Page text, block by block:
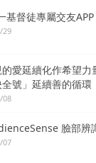
基督徒專屬交友
29
愛延續化作希望
全號」延續善的循環
08
臉部辨
07